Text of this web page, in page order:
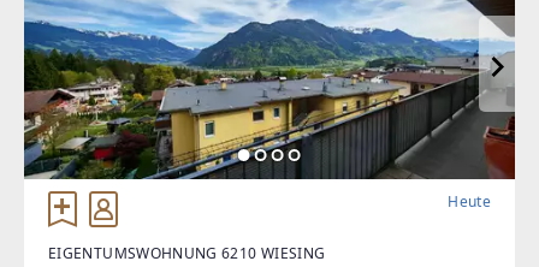
Heute
EIGENTUMSWOHNUNG 6210 WIESING